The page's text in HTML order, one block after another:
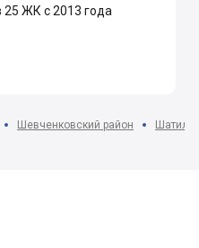
25 ЖК с 2013 года
Шевченковский район